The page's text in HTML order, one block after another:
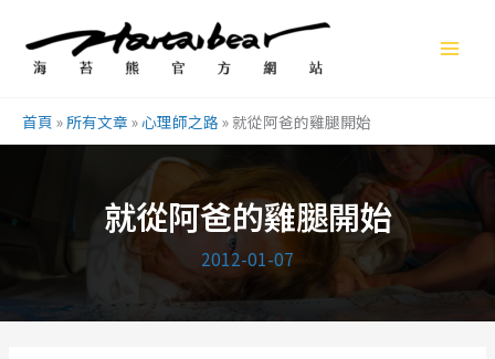
首頁 »所有文章 »心理師之路 »就從阿爸的雞腿開始
就從阿爸的雞腿開始
2012-01-07